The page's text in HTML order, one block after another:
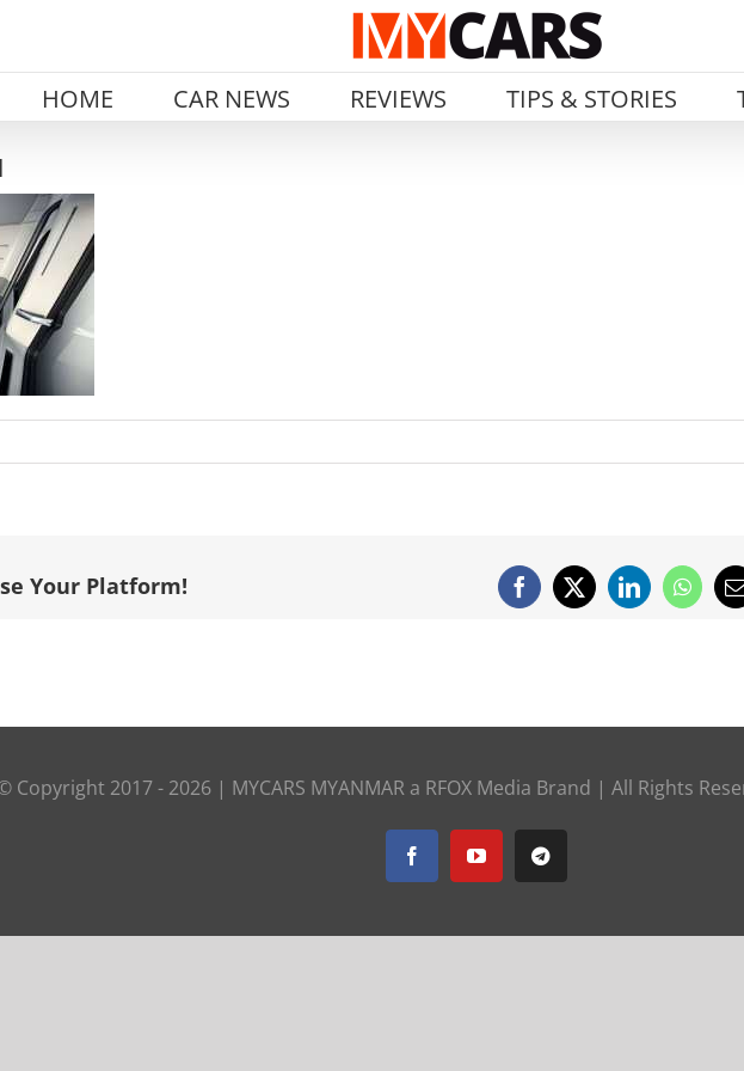
HOME CAR NEWS REVIEWS TIPS & STORIES
Your Platform! Facebook
X LinkedIn
Copyright 2017 - 2026 | MYCARS MYANMAR a RFOX Media Brand | All Rights
FacebookYouTubeTelegram